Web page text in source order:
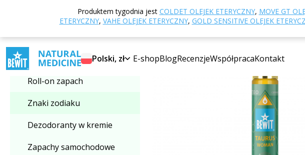
Produktem tygodnia jest COLDET OLEJEK ETERYCZNY, MOVE GT
ETERYCZNY, VAHE OLEJEK ETERYCZNY, GOLD SENSITIVE OLEJEK
Polski, zł E-shopBlogRecenzjeWspółpracaKontakt
Wybierz kategorię
Znaki zodiaku
Roll-on zapach
Znaki zodiaku
Dezodoranty w kremie
Zapachy samochodowe
Strona główna E-shop